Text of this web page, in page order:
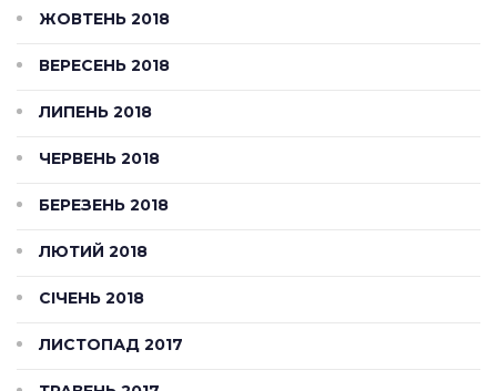
ЖОВТЕНЬ 2018
ВЕРЕСЕНЬ 2018
ЛИПЕНЬ 2018
ЧЕРВЕНЬ 2018
БЕРЕЗЕНЬ 2018
ЛЮТИЙ 2018
СІЧЕНЬ 2018
ЛИСТОПАД 2017